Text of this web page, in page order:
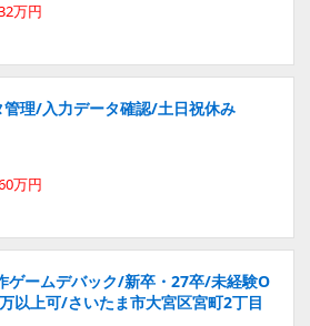
万円
理/入力データ確認/土日祝休み
万円
ゲームデバック/新卒・27卒/未経験O
以上可/さいたま市大宮区宮町2丁目